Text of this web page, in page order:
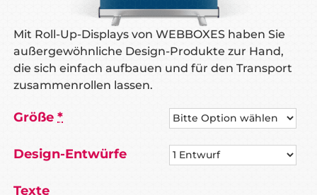
Mit Roll-Up-Displays von WEBBOXES haben Sie
außergewöhnliche Design-Produkte zur Hand,
die sich einfach aufbauen und für den Transport
zusammenrollen lassen.
Größe *
Design-Entwürfe
Texte